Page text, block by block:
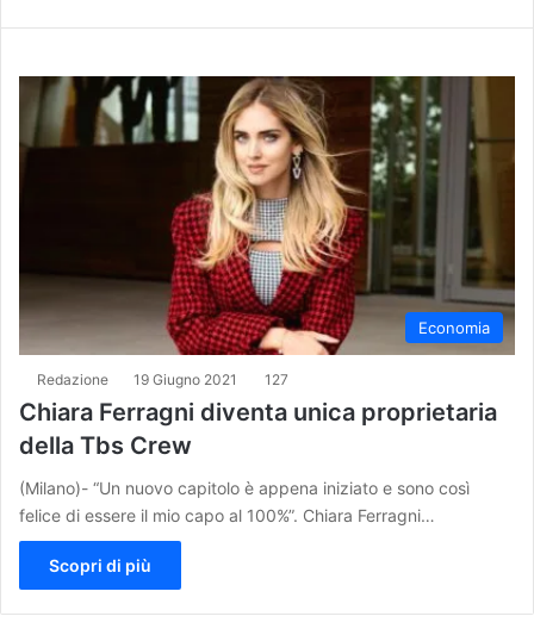
Economia
Redazione 19 Giugno 2021 127
Chiara Ferragni diventa unica proprietaria
della Tbs Crew
(Milano)- “Un nuovo capitolo è appena iniziato e sono così
felice di essere il mio capo al 100%”. Chiara Ferragni…
Scopri di più